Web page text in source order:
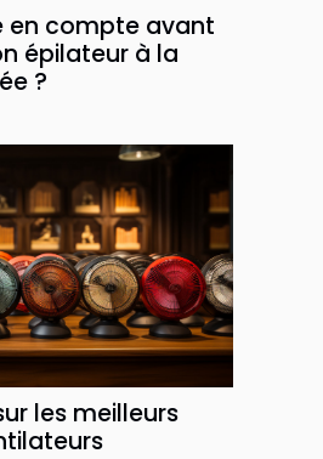
en compte avant
épilateur à la
?
les meilleurs